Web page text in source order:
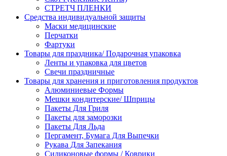
СТРЕТЧ ПЛЕНКИ
Средства индивидуальной защиты
Маски медицинские
Перчатки
Фартуки
Товары для праздника/ Подарочная упаковка
Ленты и упаковка для цветов
Свечи праздничные
Товары для хранения и приготовления продуктов
Алюминиевые Формы
Мешки кондитерские/ Шприцы
Пакеты Для Гриля
Пакеты для заморозки
Пакеты Для Льда
Пергамент, Бумага Для Выпечки
Рукава Для Запекания
Силиконовые формы / Коврики